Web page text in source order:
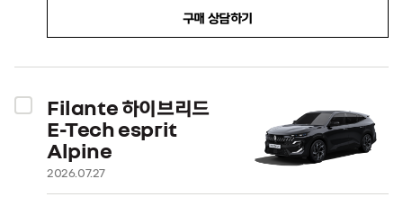
구매 상담하기
Filante 하이브리드
E-Tech esprit
Alpine
2026.07.27